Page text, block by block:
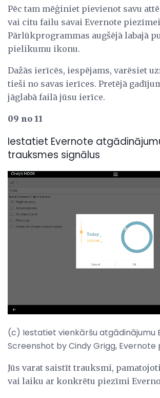
Pēc tam mēģiniet pievienot savu
vai citu failu savai Evernote
Pārlūkprogrammas augšējā labajā
pielikumu ikonu.
Dažās ierīcēs, iespējams, varēsiet
tieši no savas ierīces. Pretējā
jāglabā failā jūsu ierīce.
09 no 11
Iestatiet Evernote
trauksmes signālus
(c) Iestatiet vienkāršu atgādinājumu
Screenshot by Cindy Grigg, Evernote
Jūs varat saistīt trauksmi,
vai laiku ar konkrētu piezīmi